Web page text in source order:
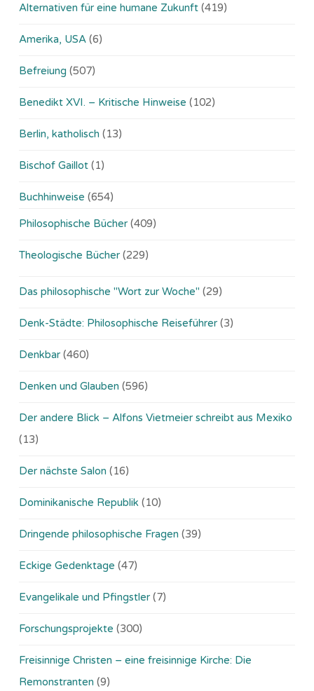
Alternativen für eine humane Zukunft (419)
Amerika, USA (6)
Befreiung (507)
Benedikt XVI. – Kritische Hinweise (102)
Berlin, katholisch (13)
Bischof Gaillot (1)
Buchhinweise (654)
Philosophische Bücher (409)
Theologische Bücher (229)
Das philosophische "Wort zur Woche" (29)
Denk-Städte: Philosophische Reiseführer (3)
Denkbar (460)
Denken und Glauben (596)
Der andere Blick – Alfons Vietmeier schreibt aus Mexiko
(13)
Der nächste Salon (16)
Dominikanische Republik (10)
Dringende philosophische Fragen (39)
Eckige Gedenktage (47)
Evangelikale und Pfingstler (7)
Forschungsprojekte (300)
Freisinnige Christen – eine freisinnige Kirche: Die
Remonstranten (9)